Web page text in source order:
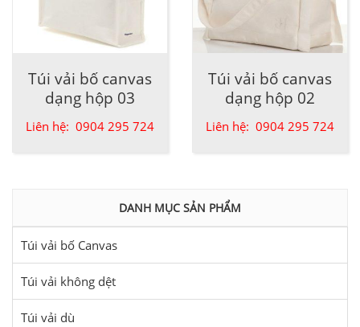
Túi vải bố canvas
dạng hộp 03
Liên hệ: 0904 295 724
Túi vải bố canvas
dạng hộp 02
Liên hệ: 0904 295 724
DANH MỤC SẢN PHẨM
Túi vải bố Canvas
Túi vải không dệt
Túi vải dù